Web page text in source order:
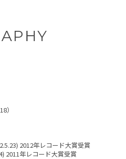
）
2012年レコード大賞受賞
2011年レコード大賞受賞